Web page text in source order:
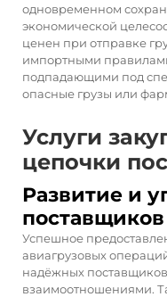
одновременном
экономической
ценен при отправке
импортными
подпадающими под
опасные грузы или
Услуги
цепочки
Развитие и
поставщиков
Успешное
авиагрузовых
надёжных
взаимоотношениями.